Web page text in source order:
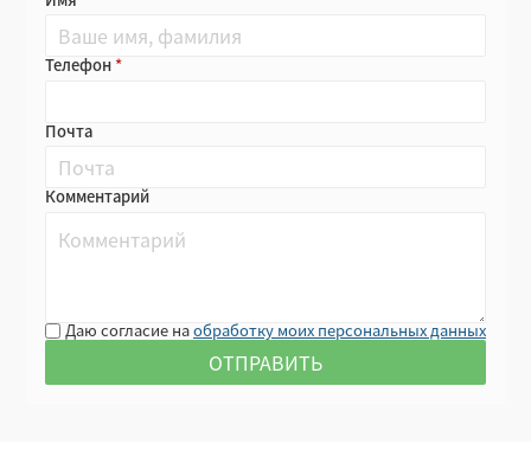
Телефон
Почта
Комментарий
Даю согласие наобработку моих персональных данных